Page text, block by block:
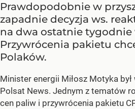
Prawdopodobnie w
zapadnie decyzja ws.
na dwa ostatnie tygodnie
Przywrócenia pakietu
Polaków.
Minister energii Miłosz Motyka
Polsat News. Jednym z tematów
cen paliw i przywrócenia pakietu